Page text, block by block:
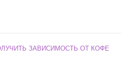
ЗАВИСИМОСТЬ ОТ КОФЕ